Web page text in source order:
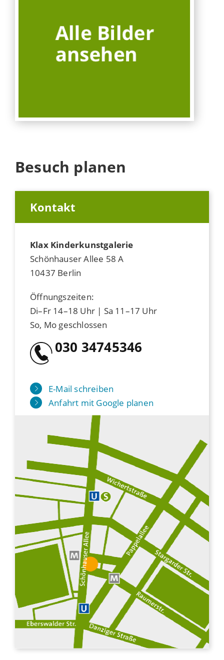
Besuch planen
Kontakt
Klax Kinderkunstgalerie
Schönhauser Allee 58 A
10437 Berlin
Öffnungszeiten:
Di–Fr 14–18 Uhr | Sa 11–17 Uhr
So, Mo geschlossen
030 34745346
E-Mail schreiben
Anfahrt mit Google planen